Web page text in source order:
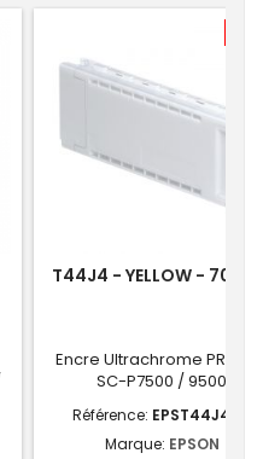
P8000/P9000/P9300/
T44J4 - YELLOW - 700
Encre Ultrachrome PRO 12
SC-P7500 / 9500
Référence: EPST44J440
Marque: EPSON